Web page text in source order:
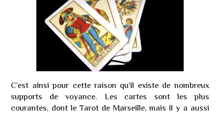
C’est ainsi pour cette raison qu’il existe de nombreux
supports de voyance. Les cartes sont les plus
courantes, dont le Tarot de Marseille, mais il y a aussi